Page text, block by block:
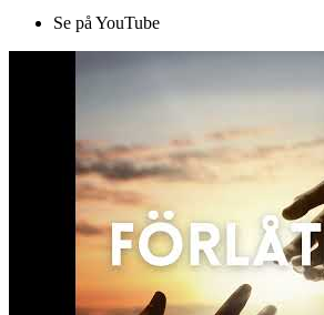
Se på YouTube